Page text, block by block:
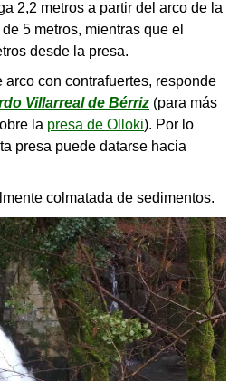
2,2 metros a partir del arco de la
5 metros, mientras que el
desde la presa.
arco con contrafuertes, responde
Villarreal de Bérriz (para más
la presa de Olloki). Por lo
presa puede datarse hacia
colmatada de sedimentos.